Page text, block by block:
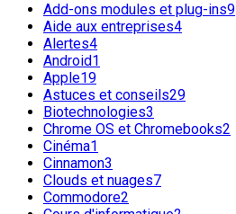
Add-ons modules et plug-ins9
Aide aux entreprises4
Alertes4
Android1
Apple19
Astuces et conseils29
Biotechnologies3
Chrome OS et Chromebooks2
Cinéma1
Cinnamon3
Clouds et nuages7
Commodore2